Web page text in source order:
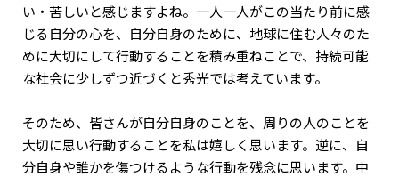
い・苦しいと感じますよね。一人一人がこの当たり前に感
じる自分の心を、自分自身のために、地球に住む人々のた
めに大切にして行動することを積み重ねことで、持続可能
な社会に少しずつ近づくと秀光では考えています。
そのため、皆さんが自分自身のことを、周りの人のことを
大切に思い行動することを私は嬉しく思います。逆に、自
分自身や誰かを傷つけるような行動を残念に思います。中